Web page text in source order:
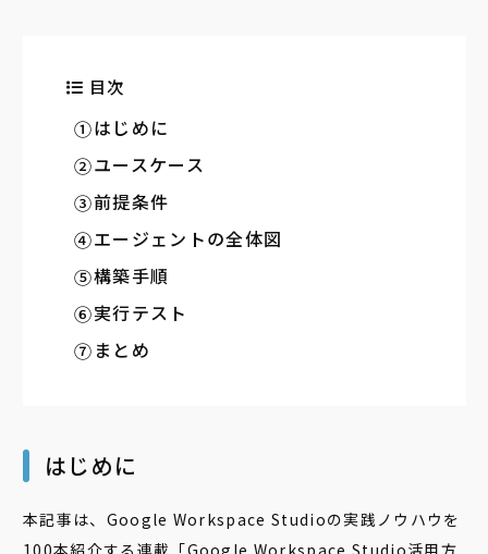
目次
はじめに
ユースケース
前提条件
エージェントの全体図
構築手順
実行テスト
まとめ
はじめに
本記事は、Google Workspace Studioの実践ノウハウを
100本紹介する連載「Google Workspace Studio活用方